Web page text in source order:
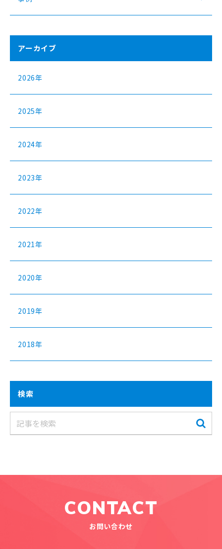
アーカイブ
2026年
2025年
2024年
2023年
2022年
2021年
2020年
2019年
2018年
検索
CONTACT
お問い合わせ